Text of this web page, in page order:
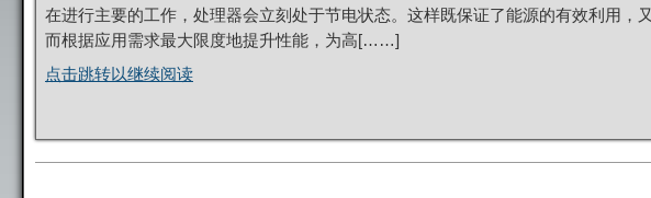
在进行主要的工作，处理器会立刻处于节电状态。这样既保证了能源的有效利用，
而根据应用需求最大限度地提升性能，为高[……]
点击跳转以继续阅读